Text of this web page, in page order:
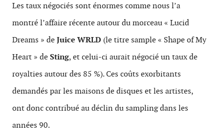
Les taux négociés sont énormes comme nous l’a
montré l’affaire récente autour du morceau « Lucid
Dreams » deJuice WRLD (le titre sample « Shape of My
Heart » deSting, et celui-ci aurait négocié un taux de
royalties autour des 85 %). Ces coûts exorbitants
demandés par les maisons de disques et les artistes,
ont donc contribué au déclin du sampling dans les
années 90.